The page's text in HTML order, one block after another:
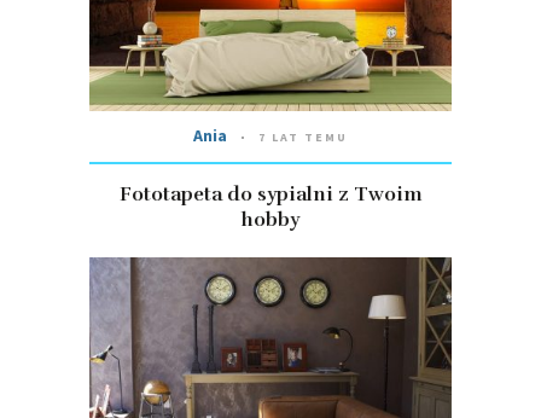
Ania 7 LAT TEMU
Fototapeta do sypialni z Twoim
hobby